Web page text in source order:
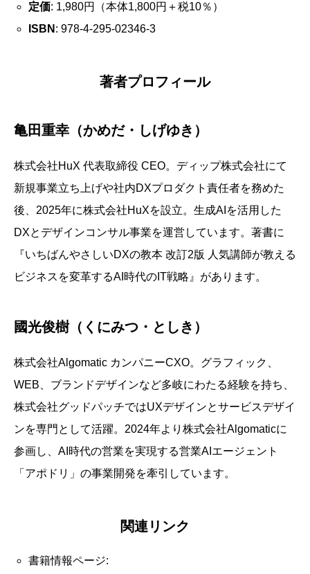
定価: 1,980円（本体1,800円＋税10％）
ISBN : 978-4-295-02346-3
著者プロフィール
亀田重幸（かめだ・しげゆき）
株式会社HuX 代表取締役 CEO。ディップ株式会社にて
新規事業立ち上げや社内DXプロダクト責任者を務めた
後、2025年に株式会社HuXを設立。生成AIを活用した
DXとデザインコンサル事業を運営しています。著書に
『いちばんやさしいDXの教本 改訂2版 人気講師が教える
ビジネスを変革するAI時代のIT戦略』があります。
國光俊樹（くにみつ・としき）
株式会社Algomatic カンパニーCXO。グラフィック、
WEB、ブランドデザインなど多岐にわたる経験を持ち、
株式会社グッドパッチではUXデザインとサービスデザイ
ンを専門として活躍。2024年より株式会社Algomaticに
参画し、AI時代の営業を実現する営業AIエージェント
「アポドリ」の事業開発を牽引しています。
関連リンク
書籍情報ページ: